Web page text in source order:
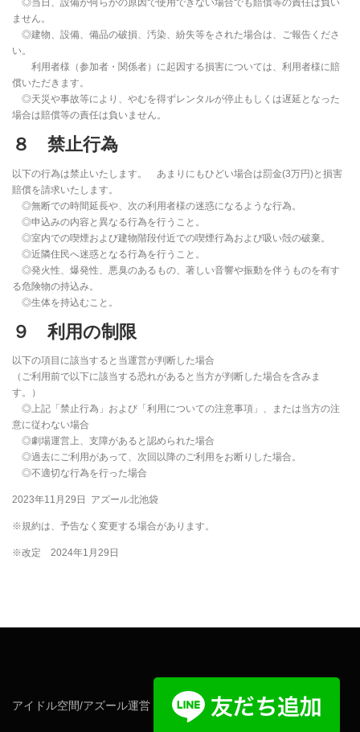
◎当日、設備が何らかの原因で使用できない場合でも賠償等の責任は負い
ません。
◎建物、設備、備品の破損、汚染、紛失等をされた場合は、ご報告くださ
い。
利用者様（参加者・関係者）に起因する損害については、利用者様に賠
償いただきます。
◎天災や事故等により、やむを得ずレンタルが停止もしくは遅延となった
場合は賠償等の責任は負いません。
８ 禁止行為
以下の行為は禁止いたします。 あまりにもひどい場合は罰金(3万円)と損害
賠償を請求いたします。
◎無断での時間延長や、次の利用者様の迷惑になるような行為。
◎申込みの内容と異なる行為を行うこと。
◎室内での喫煙および建物階段付近での喫煙行為および吸い殻の破棄。
◎近隣住民へ迷惑となる行為を行うこと。
◎発火性、爆発性、悪臭のあるもの、著しい音響や振動を伴うものを有す
る危険物の持込み。
◎生体を持込むこと。
９ 利用の制限
以下の項目に該当すると当運営が判断した場合
（ご利用前で以下に該当する恐れがあると当方が判断した場合を含みま
す。）
◎上記「禁止行為」および「利用についての注意事項」、または当方の注
意に従わない場合
◎劇場運営上、支障があると認められた場合
◎過去にご利用があって、次回以降のご利用をお断りした場合。
◎不適切な行為を行った場合
2023年11月29日 アズール北池袋
※規約は、予告なく変更する場合があります。
※改定 2024年1月29日
アイドル空間/アズール運営